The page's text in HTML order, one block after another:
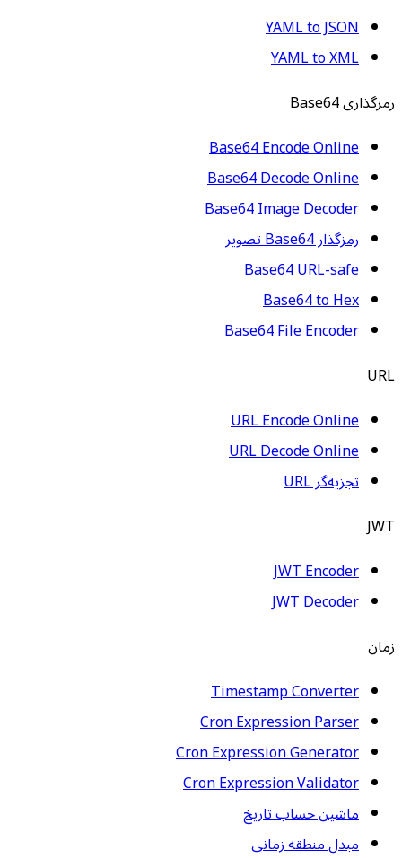
YAML to JSON
YAML to XML
رمزگذاری Base64
Base64 Encode Online
Base64 Decode Online
Base64 Image Decoder
رمزگذار Base64 تصویر
Base64 URL-safe
Base64 to Hex
Base64 File Encoder
URL
URL Encode Online
URL Decode Online
تجزیه‌گر URL
JWT
JWT Encoder
JWT Decoder
زمان
Timestamp Converter
Cron Expression Parser
Cron Expression Generator
Cron Expression Validator
ماشین حساب تاریخ
مبدل منطقه زمانی